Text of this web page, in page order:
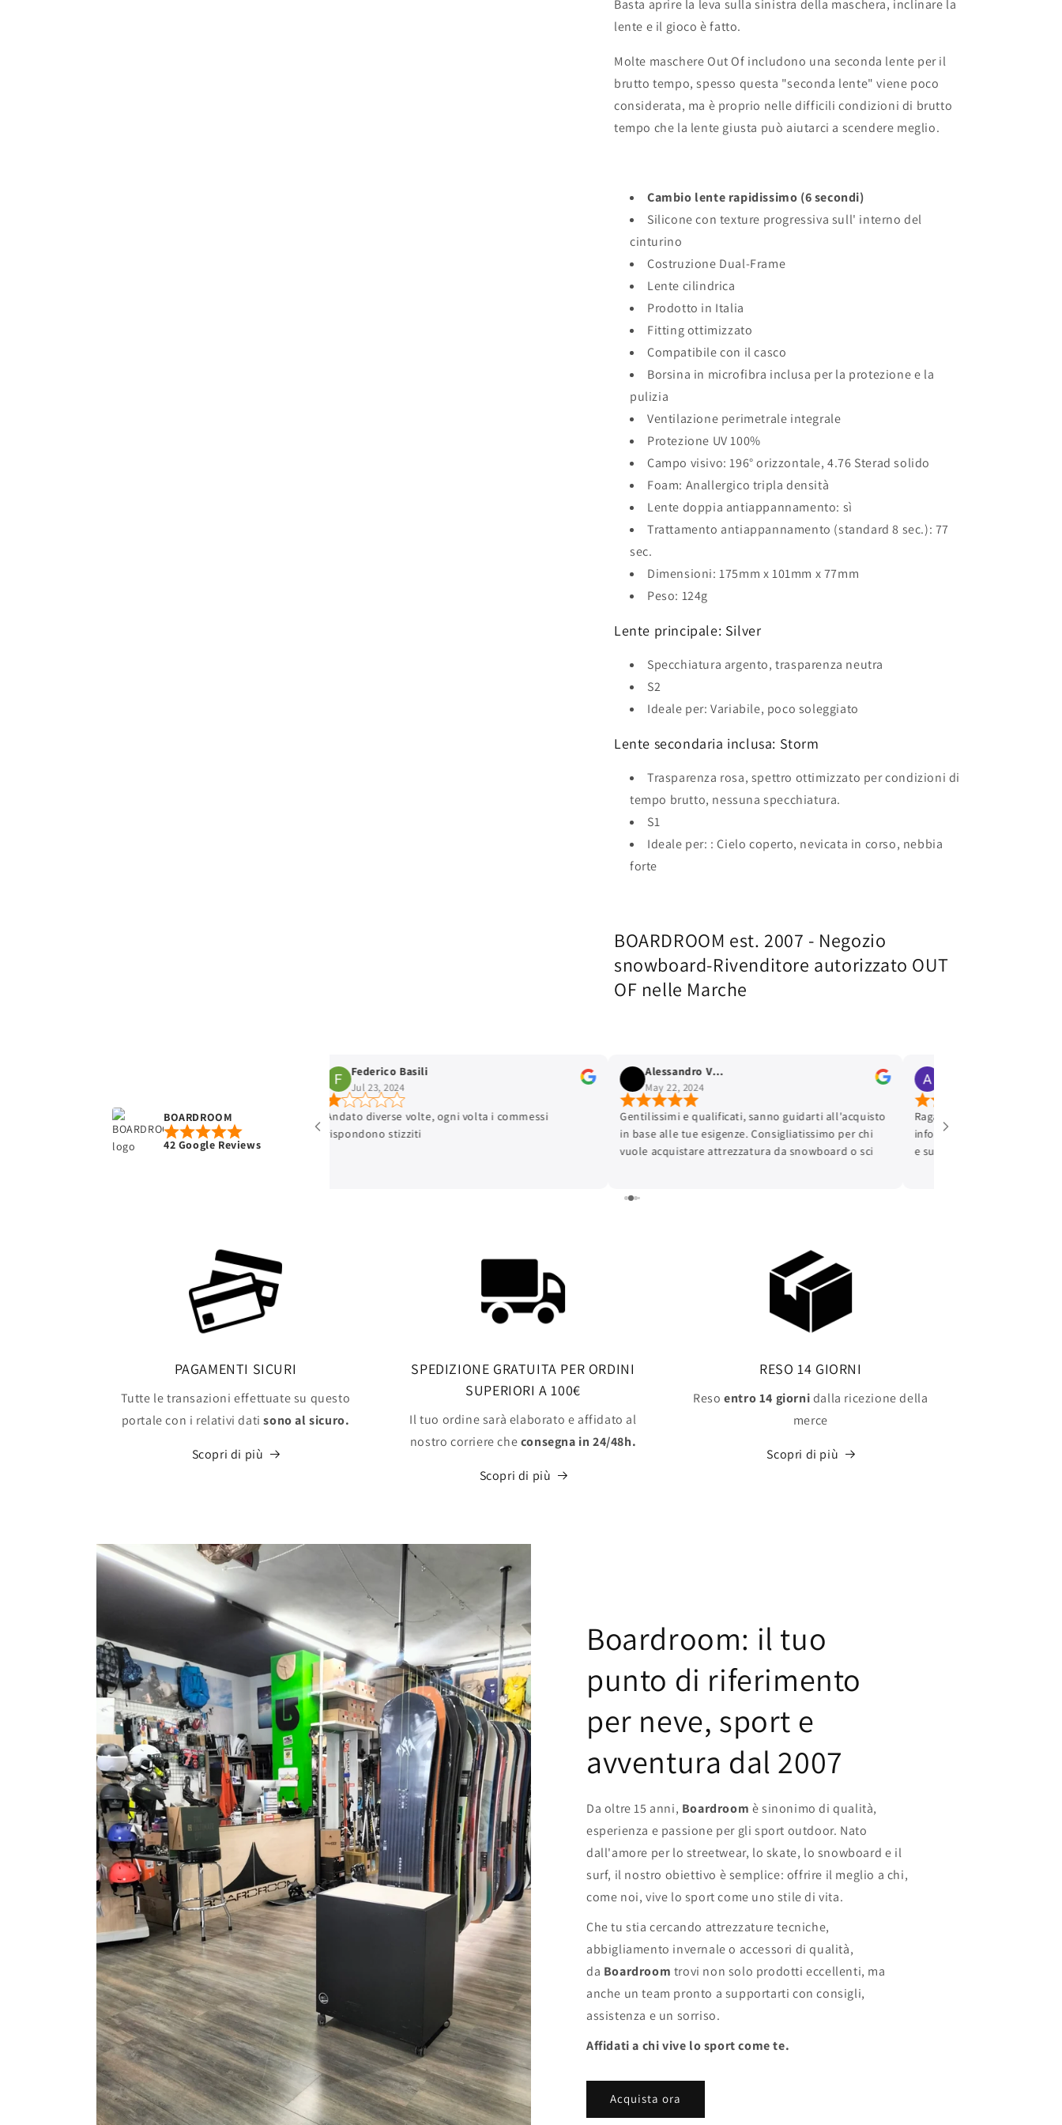
Basta aprire la leva sulla sinistra della maschera, inclinare la
lente e il gioco è fatto.
Molte maschere Out Of includono una seconda lente per il
brutto tempo, spesso questa "seconda lente" viene poco
considerata, ma è proprio nelle difficili condizioni di brutto
tempo che la lente giusta può aiutarci a scendere meglio.
Cambio lente rapidissimo (6 secondi)
Silicone con texture progressiva sull' interno del
cinturino
Costruzione Dual-Frame
Lente cilindrica
Prodotto in Italia
Fitting ottimizzato
Compatibile con il casco
Borsina in microfibra inclusa per la protezione e la
pulizia
Ventilazione perimetrale integrale
Protezione UV 100%
Campo visivo: 196° orizzontale, 4.76 Sterad solido
Foam: Anallergico tripla densità
Lente doppia antiappannamento: sì
Trattamento antiappannamento (standard 8 sec.): 77
sec.
Dimensioni: 175mm x 101mm x 77mm
Peso: 124g
Lente principale: Silver
Specchiatura argento, trasparenza neutra
S2
Ideale per: Variabile, poco soleggiato
Lente secondaria inclusa: Storm
Trasparenza rosa, spettro ottimizzato per condizioni di
tempo brutto, nessuna specchiatura.
S1
Ideale per: : Cielo coperto, nevicata in corso, nebbia
forte
BOARDROOM est. 2007 - Negozio
snowboard-Rivenditore autorizzato OUT
OF nelle Marche
BOARDROOM
42 Google Reviews
Andato diverse volte, ogni volta i commessi
Alessandro Vennitti
May 22, 2024
Gentilissimi e qualificati, sanno guidarti all'acquisto
in base alle tue esigenze. Consigliatissimo per chi
ALFONSO CALIFANO
Feb 3, 2024
Ragazzi super cordiali e disponibili a dare
informazioni e consigli sull'acquisto. Negozio pulito
e super fornito Consiglio vivamente.
Ambra Urriani
Jan 15, 2024
Gentilissimi e disponibili!
PAGAMENTI SICURI
Tutte le transazioni effettuate su questo
portale con i relativi datisono al sicuro.
Scopri di più
SPEDIZIONE GRATUITA PER ORDINI
SUPERIORI A 100€
Il tuo ordine sarà elaborato e affidato al
nostro corriere checonsegna in 24/48h.
Scopri di più
RESO 14 GIORNI
Resoentro 14 giornidalla ricezione della
merce
Scopri di più
Boardroom: il tuo
punto di riferimento
per neve, sport e
avventura dal 2007
Da oltre 15 anni, Boardroom è sinonimo di qualità,
esperienza e passione per gli sport outdoor. Nato
dall'amore per lo streetwear, lo skate, lo snowboard e il
surf, il nostro obiettivo è semplice: offrire il meglio a chi,
come noi, vive lo sport come uno stile di vita.
Che tu stia cercando attrezzature tecniche,
abbigliamento invernale o accessori di qualità,
da Boardroom trovi non solo prodotti eccellenti, ma
anche un team pronto a supportarti con consigli,
assistenza e un sorriso.
Affidati a chi vive lo sport come te.
Acquista ora